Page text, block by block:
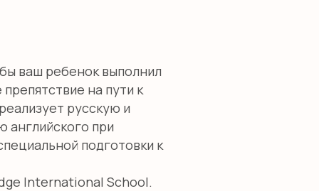
ваш ребенок выполнил
на пути к
русскую и
при
подготовки к
International School.